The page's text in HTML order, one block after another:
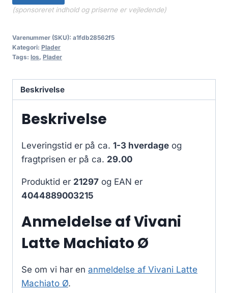
(sponsoreret indhold og priserne er vejledende)
Varenummer (SKU): a1fdb28562f5
Kategori: Plader
Tags: los, Plader
Beskrivelse
Beskrivelse
Leveringstid er på ca. 1-3 hverdage og
fragtprisen er på ca. 29.00
Produktid er 21297 og EAN er
4044889003215
Anmeldelse af Vivani
Latte Machiato Ø
Se om vi har en anmeldelse af Vivani Latte
Machiato Ø.